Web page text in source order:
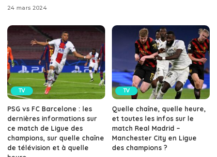
24 mars 2024
TV
PSG vs FC Barcelone : les
dernières informations sur
ce match de Ligue des
champions, sur quelle chaîne
de télévision et à quelle
TV
Quelle chaîne, quelle heure,
et toutes les infos sur le
match Real Madrid –
Manchester City en Ligue
des champions ?